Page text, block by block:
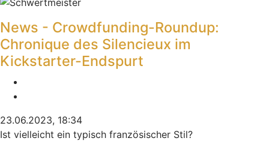
News - Crowdfunding-Roundup:
Chronique des Silencieux im
Kickstarter-Endspurt
23.06.2023, 18:34
Ist vielleicht ein typisch französischer Stil?